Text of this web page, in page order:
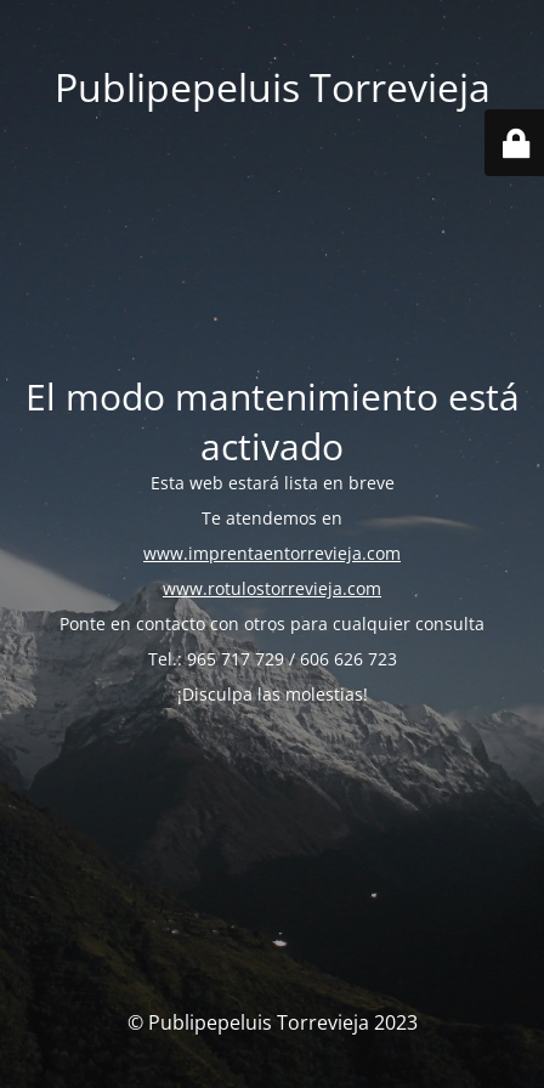
Publipepeluis Torrevieja
El modo mantenimiento está
activado
Esta web estará lista en breve
Te atendemos en
www.imprentaentorrevieja.com
www.rotulostorrevieja.com
Ponte en contacto con otros para cualquier consulta
Tel.: 965 717 729 / 606 626 723
¡Disculpa las molestias!
© Publipepeluis Torrevieja 2023